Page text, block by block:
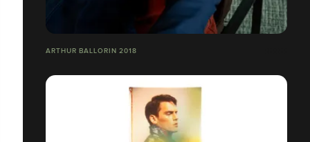
ARTHUR BALLORIN 2018